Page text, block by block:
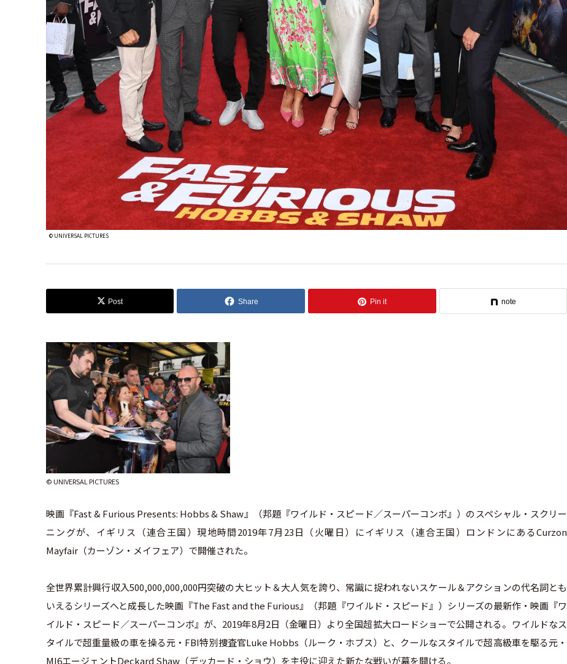
© UNIVERSAL PICTURES
Post Share Pin it note
© UNIVERSAL PICTURES
映画『Fast & Furious Presents: Hobbs & Shaw』（邦題『ワイルド・スピード／スーパーコンボ』）のスペシャル・スクリー
ニングが、イギリス（連合王国）現地時間2019年7月23日（火曜日）にイギリス（連合王国）ロンドンにあるCurzon
Mayfair（カーゾン・メイフェア）で開催された。
全世界累計興行収入500,000,000,000円突破の大ヒット＆大人気を誇り、常識に捉われないスケール＆アクションの代名詞とも
いえるシリーズへと成長した映画『The Fast and the Furious』（邦題『ワイルド・スピード』）シリーズの最新作・映画『ワ
イルド・スピード／スーパーコンボ』が、2019年8月2日（金曜日）より全国超拡大ロードショーで公開される。ワイルドなス
タイルで超重量級の車を操る元・FBI特別捜査官Luke Hobbs（ルーク・ホブス）と、クールなスタイルで超高級車を駆る元・
MI6エージェントDeckard Shaw（デッカード・ショウ）を主役に迎えた新たな戦いが幕を開ける。